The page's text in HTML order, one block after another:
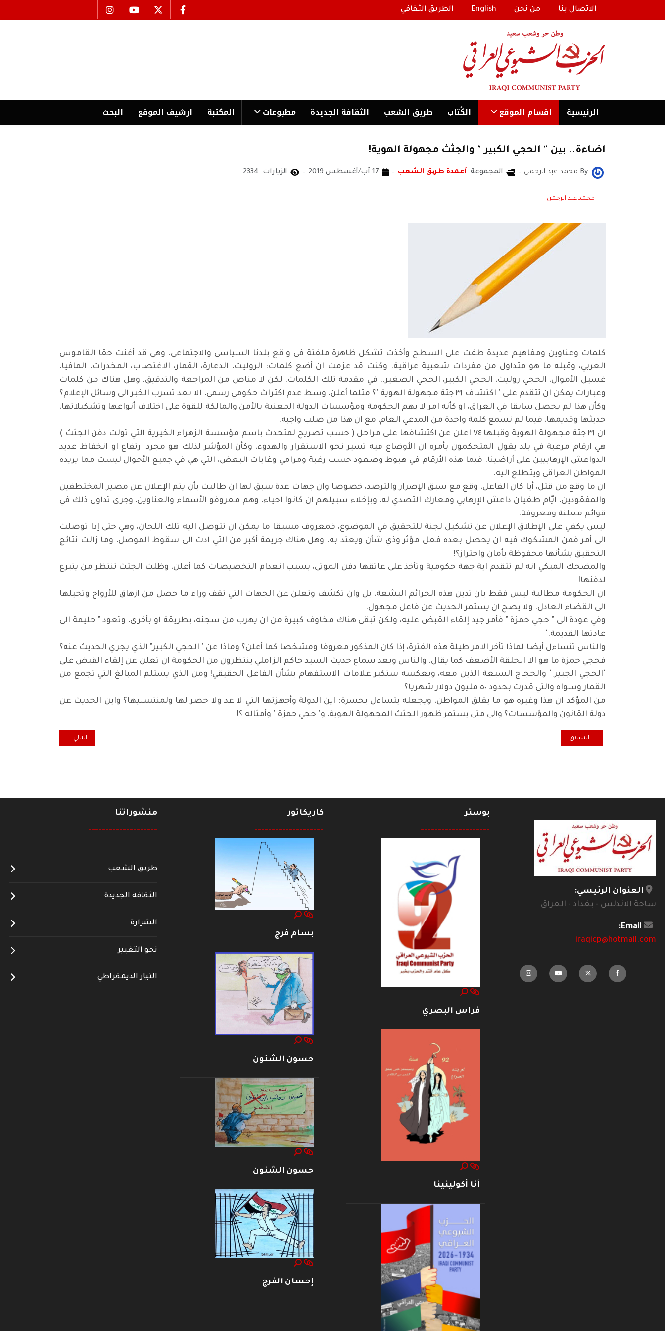
الاتصال بنا من نحن English الطريق الثقافي
الرئیسية اقسام الموقع الكُتاب طریق الشعب الثقافة الجدیدة مطبوعات المكتبة ارشیف الموقع البحث
اضاءة.. بين " الحجي الكبير " والجثث مجهولة الهوية!
By محمد عبد الرحمن المجموعة: آعمدة طریق الشعب 17 آب/أغسطس 2019 الزيارات: 2334
محمد عبد الرحمن
كلمات وعناوين ومفاهيم عديدة طفت على السطح وأخذت تشكل ظاهرة ملفتة في واقع بلدنا السياسي والاجتماعي. وهي قد أغنت حقا القاموس
العربي، وقبله ما هو متداول من مفردات شعبية عراقية. وكنت قد عزمت ان أضع كلمات: الروليت، الدعارة، القمار، الاغتصاب، المخدرات، المافيا،
غسيل الأموال، الحجي روليت، الحجي الكبير، الحجي الصغير.. في مقدمة تلك الكلمات. لكن لا مناص من المراجعة والتدقيق. وهل هناك من كلمات
وعبارات يمكن ان تتقدم على " اكتشاف ٣١ جثة مجهولة الهوية "؟ مثلما أعلن، وسط عدم اكتراث حكومي رسمي، الا بعد تسرب الخبر الى وسائل الإعلام؟
وكأن هذا لم يحصل سابقا في العراق، او كأنه امر لا يهم الحكومة ومؤسسات الدولة المعنية بالأمن والمالكة للقوة على اختلاف أنواعها وتشكيلاتها،
حديثها وقديمها، فيما لم نسمع كلمة واحدة من المدعي العام، مع ان هذا من صلب واجبه.
ان ٣١ جثة مجهولة الهوية وقبلها ٧٤ اعلن عن اكتشافها على مراحل ( حسب تصريح لمتحدث باسم مؤسسة الزهراء الخيرية التي تولت دفن الجثث )
هي ارقام مرعبة في بلد يقول المتحكمون بأمره ان الأوضاع فيه تسير نحو الاستقرار والهدوء، وكأن المؤشر لذلك هو مجرد ارتفاع او انخفاظ عديد
الدواعش الإرهابيين على أراضينا. فيما هذه الأرقام في هبوط وصعود حسب رغبة ومرامي وغايات البعض، التي هي في جميع الأحوال ليست مما يريده
المواطن العراقي ويتطلع اليه.
ان ما وقع من قتل، أيا كان الفاعل، وقع مع سبق الإصرار والترصد، خصوصا وان جهات عدة سبق لها ان طالبت بأن يتم الإعلان عن مصير المختطفين
والمفقودين، ايّام طغيان داعش الاٍرهابي ومعارك التصدي له، وبإخلاء سبيلهم ان كانوا احياء، وهم معروفو الأسماء والعناوين، وجرى تداول ذلك في
قوائم معلنة ومعروفة.
ليس يكفي على الإطلاق الإعلان عن تشكيل لجنة للتحقيق في الموضوع، فمعروف مسبقا ما يمكن ان تتوصل اليه تلك اللجان، وهي حتى إذا توصلت
الى أمر فمن المشكوك فيه ان يحصل بعده فعل مؤثر وذي شأن ويعتد به. وهل هناك جريمة أكبر من التي ادت الى سقوط الموصل، وما زالت نتائج
التحقيق بشأنها محفوظة بأمان واحتراز؟!
والمضحك المبكي انه لم تتقدم اية جهة حكومية وتأخذ على عاتقها دفن الموتى، بسبب انعدام التخصيصات كما أعلن، وظلت الجثث تنتظر من يتبرع
لدفنها!
ان الحكومة مطالبة ليس فقط بان تدين هذه الجرائم البشعة، بل وان تكشف وتعلن عن الجهات التي تقف وراء ما حصل من ازهاق للأرواح وتحيلها
الى القضاء العادل. ولا يصح ان يستمر الحديث عن فاعل مجهول.
وفي عودة الى " حجي حمزة " فأمر جيد إلقاء القبض عليه، ولكن تبقى هناك مخاوف كبيرة من ان يهرب من سجنه، بطريقة او بأخرى، وتعود " حليمة الى
عادتها القديمة".
والناس تتساءل أيضا لماذا تأخر الامر طيلة هذه الفترة، إذا كان المذكور معروفا ومشخصا كما أعلن؟ وماذا عن " الحجي الكبير" الذي يجري الحديث عنه؟
فحجي حمزة ما هو الا الحلقة الأضعف كما يقال. والناس وبعد سماع حديث السيد حاكم الزاملي ينتظرون من الحكومة ان تعلن عن إلقاء القبض على
"الحجي الجبير " والحجاج السبعة الذين معه، وبعكسه ستكبر علامات الاستفهام بشأن الفاعل الحقيقي! ومن الذي يستلم المبالغ التي تجمع من
القمار وسواه والتي قدرت بحدود ٥٠ مليون دولار شهريا؟
من المؤكد ان هذا وغيره هو ما يقلق المواطن، ويجعله يتساءل بحسرة: اين الدولة وأجهزتها التي لا عد ولا حصر لها ولمنتسبيها؟ واين الحديث عن
دولة القانون والمؤسسات؟ والى متى يستمر ظهور الجثث المجهولة الهوية، و" حجي حمزة " وأمثاله ؟!
المقال السابق: همسة.. خبر وتعليق.. البصرة عطشانة
السابق المقال التالي: كل خميس ... لا
التالي
العنوان الرئيسي:
ساحة الاندلس - بغداد - العراق
Email:
iraqicp@hotmail.com
بوستر
--------------------
فراس البصري
أنا أكولينينا
كاريكاتور
--------------------
بسام فرج
حسون الشنون
حسون الشنون
إحسان الفرج
منشوراتنا
--------------------
طريق الشعب
الثقافة الجديدة
الشرارة
نحو التغيير
التيار الديمقراطي